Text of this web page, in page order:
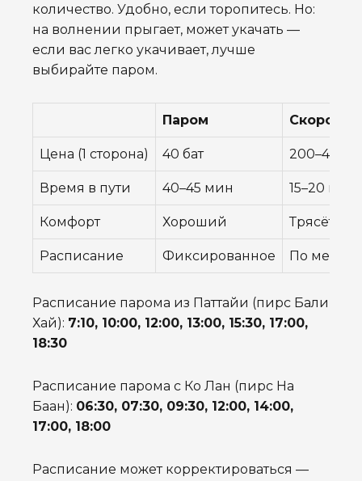
количество. Удобно, если торопитесь. Но:
на волнении прыгает, может укачать —
если вас легко укачивает, лучше
выбирайте паром.
Паром
Цена (1 сторона) 40 бат 200–400
Время в пути 40–45 мин 15–20 мин
Комфорт Хороший Трясёт на
Расписание Фиксированное По мере
Расписание парома из Паттайи (пирс Бали
Хай): 7:10, 10:00, 12:00, 13:00, 15:30, 17:00,
18:30
Расписание парома с Ко Лан (пирс На
Баан): 06:30, 07:30, 09:30, 12:00, 14:00,
17:00, 18:00
Расписание может корректироваться —